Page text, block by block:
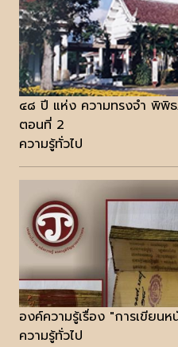
๔๘ ปี แห่ง ความทรงจำ พิพิ
ตอนที่ 2
ความรู้ทั่วไป
องค์ความรู้เรื่อง "การเขียน
ความรู้ทั่วไป